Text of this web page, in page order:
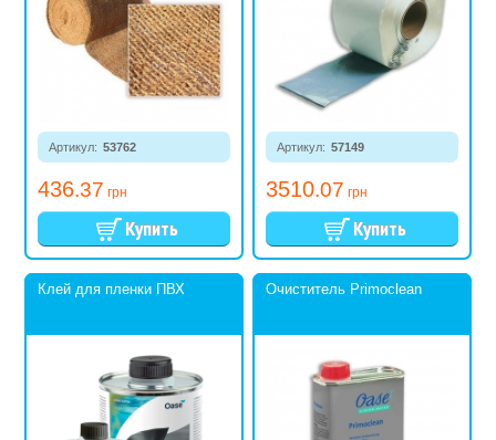
Артикул: 53762
436.37 грн
Артикул: 57149
3510.07 грн
Клей для пленки ПВХ Очиститель Primoclean